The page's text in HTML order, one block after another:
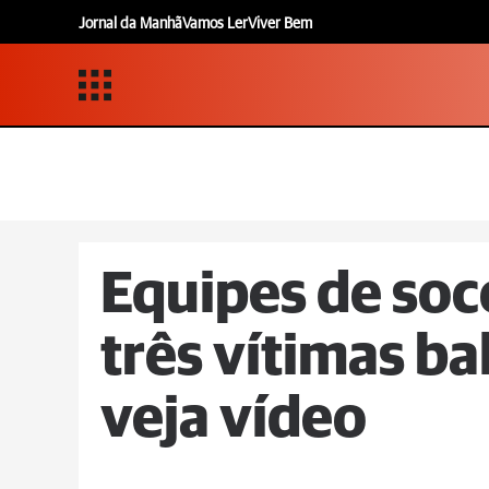
Jornal da ManhãVamos LerViver Bem
Equipes de
três vítimas
veja vídeo